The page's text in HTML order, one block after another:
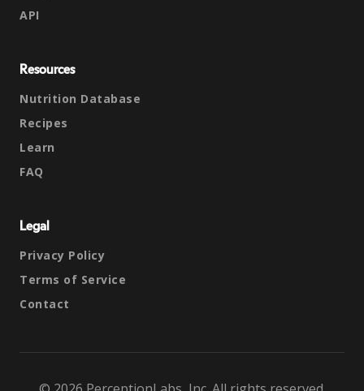
API
Resources
Nutrition Database
Recipes
Learn
FAQ
Legal
Privacy Policy
Terms of Service
Contact